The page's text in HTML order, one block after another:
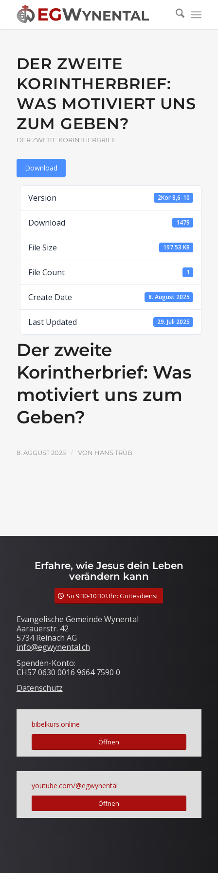
DER ZWEITE
KORINTHERBRIEF:
WAS MOTIVIERT UNS
ZUM GEBEN?
DER ZWEITE KORINTHERBRIEF
Download
Version 2Kor 8,6-10
Download 1479
File Size 197.53 KB
File Count 1
Create Date 8. August 2025
Last Updated 29. Juli 2025
Der zweite
Korintherbrief: Was
motiviert uns zum
Geben?
8. AUGUST 2025 / VON HANS TRÜB
Erfahre, wie Jesus dein Leben
verändern kann
So 9:30-10:30 Uhr: Gottesdienst
Evangelische Gemeinde Wynental
Aarauerstr. 42
5734 Reinach AG
info@egwynental.ch
Spenden-Konto:
CH57 0630 0016 9664 7590 0
Datenschutz
bibelkurs.online
Öffnen
youtube.com/@egwynental
Öffnen